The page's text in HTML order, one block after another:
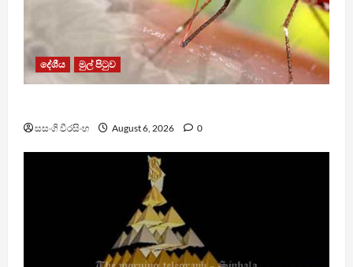
දේශීය මුල් පිටුව
සසංගි වීරසිංහ August 6, 2026 0